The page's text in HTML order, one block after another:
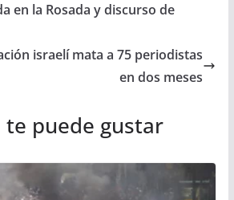
en la Rosada y discurso de
israelí mata a 75 periodistas
en dos meses
te puede gustar